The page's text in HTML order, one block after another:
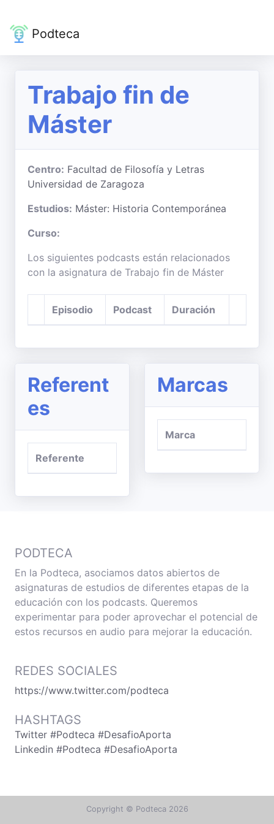
Podteca
Trabajo fin de
Máster
Centro: Facultad de Filosofía y Letras
Universidad de Zaragoza
Estudios: Máster: Historia Contemporánea
Curso:
Los siguientes podcasts están relacionados
con la asignatura de Trabajo fin de Máster
Episodio Podcast Duración
Referent
es
Referente
Marcas
Marca
PODTECA
En la Podteca, asociamos datos abiertos de
asignaturas de estudios de diferentes etapas de la
educación con los podcasts. Queremos
experimentar para poder aprovechar el potencial de
estos recursos en audio para mejorar la educación.
REDES SOCIALES
https://www.twitter.com/podteca
HASHTAGS
Twitter #Podteca #DesafioAporta
Linkedin #Podteca #DesafioAporta
Copyright © Podteca 2026